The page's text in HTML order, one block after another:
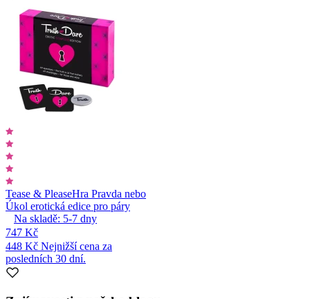
Tease & PleaseHra Pravda nebo
Úkol erotická edice pro páry
Na skladě: 5-7 dny
747 Kč
448 Kč Nejnižší cena za
posledních 30 dní.